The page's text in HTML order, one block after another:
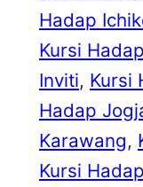
Hadap
Kursi
Inviti, Kursi
Hadap
Karawang,
Kursi